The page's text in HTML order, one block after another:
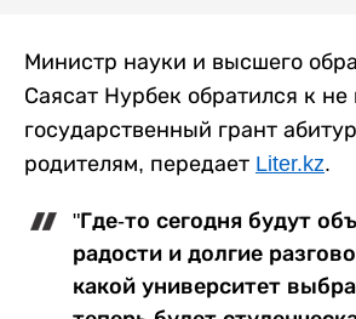
Министр науки и высшего
Саясат Нурбек обратился к
государственный грант
родителям, передает Liter.kz.
"Где-то сегодня будут
радости и долгие
какой университет